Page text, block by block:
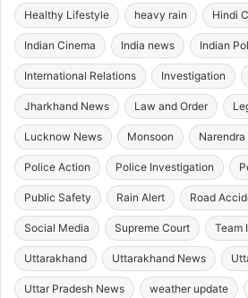
Healthy Lifestyle heavy rain Hindi
Indian Cinema India news Indian
International Relations Investigation
Jharkhand News Law and Order
Lucknow News Monsoon Narendra
Police Action Police Investigation
Public Safety Rain Alert Road
Social Media Supreme Court Team
Uttarakhand Uttarakhand News
Uttar Pradesh News weather update